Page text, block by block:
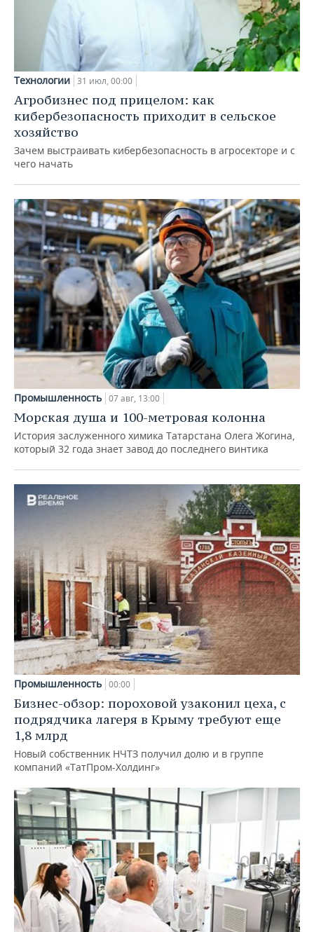
Технологии 31 июл, 00:00
Агробизнес под прицелом: как
кибербезопасность приходит в сельское
хозяйство
Зачем выстраивать кибербезопасность в агросекторе и с
чего начать
Промышленность 07 авг, 13:00
Морская душа и 100-метровая колонна
История заслуженного химика Татарстана Олега Жогина,
который 32 года знает завод до последнего винтика
Промышленность 00:00
Бизнес-обзор: пороховой узаконил цеха, с
подрядчика лагеря в Крыму требуют еще
1,8 млрд
Новый собственник НЧТЗ получил долю и в группе
компаний «ТатПром-Холдинг»